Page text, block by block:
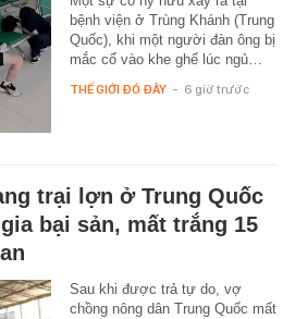
bệnh viện ở Trùng Khánh (Trung
Quốc), khi một người đàn ông bị
mắc cổ vào khe ghế lúc ngủ…
THẾ GIỚI ĐÓ ĐÂY - 6 giờ trước
trại lợn ở Trung Quốc
bại sản, mất trắng 15
Sau khi được trả tự do, vợ
chồng nông dân Trung Quốc mất